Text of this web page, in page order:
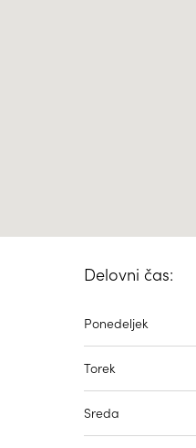
Delovni čas:
Ponedeljek
Torek
Sreda